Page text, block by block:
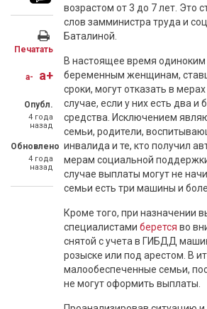
Печатать
a- a+
Опубл.
4 года
назад
Обновлено
4 года
назад
возрастом от 3 до 7 лет. Это
слов замминистра труда и
Баталиной.
В настоящее время
беременным женщинам,
сроки, могут отказать в
случае, если у них есть два и
средства. Исключением
семьи, родители,
инвалида и те, кто получил
мерам социальной
случае выплаты могут не
семьи есть три машины и
Кроме того, при назначении
специалистами берется во
снятой с учета в ГИБДД
розыске или под арестом. В
малообеспеченные семьи,
не могут оформить выплаты.